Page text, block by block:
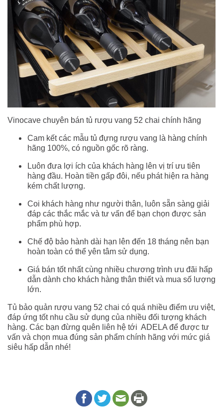
Vinocave chuyên bán tủ rượu vang 52 chai chính hãng
Cam kết các mẫu tủ đựng rượu vang là hàng chính
hãng 100%, có nguồn gốc rõ ràng.
Luôn đưa lợi ích của khách hàng lên vị trí ưu tiên
hàng đầu. Hoàn tiền gấp đôi, nếu phát hiện ra hàng
kém chất lượng.
Coi khách hàng như người thân, luôn sẵn sàng giải
đáp các thắc mắc và tư vấn để bạn chọn được sản
phẩm phù hợp.
Chế độ bảo hành dài hạn lên đến 18 tháng nên bạn
hoàn toàn có thể yên tâm sử dụng.
Giá bán tốt nhất cùng nhiều chương trình ưu đãi hấp
dẫn dành cho khách hàng thân thiết và mua số lượng
lớn.
Tủ bảo quản rượu vang 52 chai có quá nhiều điểm ưu việt,
đáp ứng tốt nhu cầu sử dụng của nhiều đối tượng khách
hàng. Các bạn đừng quên liên hệ tới ADELA để được tư
vấn và chọn mua đúng sản phẩm chính hãng với mức giá
siêu hấp dẫn nhé!